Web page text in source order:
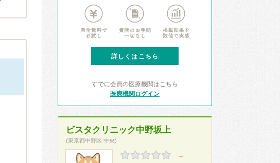
詳しくはこちら
すでに会員の医療機関はこちら
医療機関ログイン
ビスタクリニック中野坂上
(東京都中野区 中央)
－